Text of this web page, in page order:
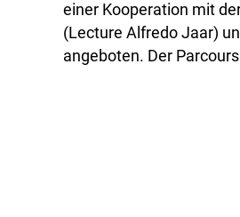
einer Kooperation mit
(Lecture Alfredo Jaar)
angeboten. Der